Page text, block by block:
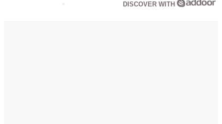
DISCOVER WITH